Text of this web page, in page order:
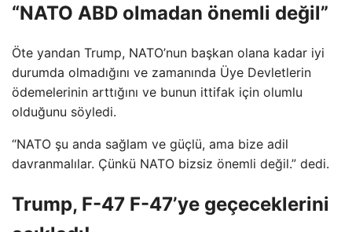
“NATO ABD olmadan önemli değil”
Öte yandan Trump, NATO’nun başkan olana kadar iyi
durumda olmadığını ve zamanında Üye Devletlerin
ödemelerinin arttığını ve bunun ittifak için olumlu
olduğunu söyledi.
“NATO şu anda sağlam ve güçlü, ama bize adil
davranmalılar. Çünkü NATO bizsiz önemli değil.” dedi.
Trump, F-47 F-47’ye geçeceklerini